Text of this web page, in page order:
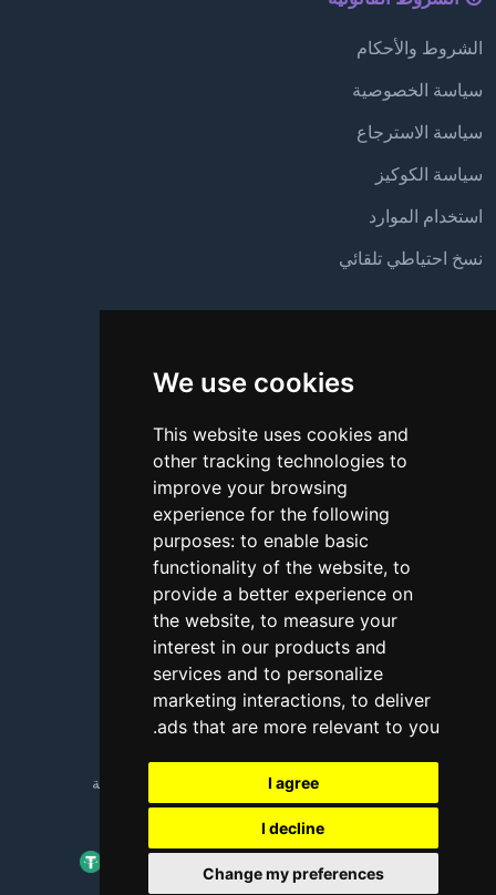
We use cookies
This website uses cookies and
other tracking technologies to
improve your browsing
experience for the following
purposes: to enable basic
functionality of the website, to
provide a better experience on
the website, to measure your
interest in our products and
services and to personalize
marketing interactions, to deliver
ads that are more relevant to you
.
I agree
I decline
Change my preferences
الشروط والأحكام
سياسة الخصوصية
سياسة الاسترجاع
سياسة الكوكيز
استخدام الموارد
نسخ احتياطي تلقائي
الأسئلة الشائعة
طرق الدفع
أداة اختبار الاتصال
الإبلاغ عن إساءة استخدام
Copyright © 2018 - 2026 جميع الحقوق محفوظة